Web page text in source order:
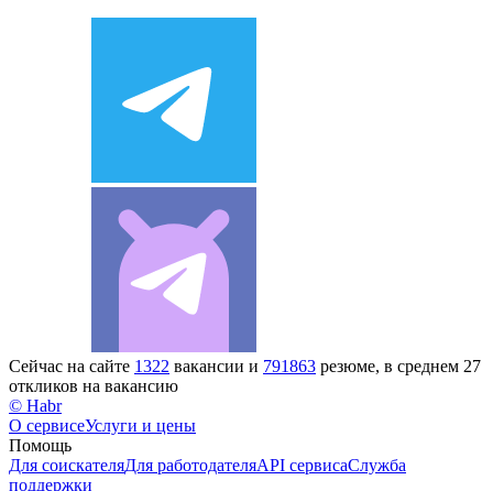
Сейчас на сайте 1322 вакансии и 791863 резюме, в среднем 27
откликов на вакансию
© Habr
О сервисеУслуги и цены
Помощь
Для соискателяДля работодателяAPI сервисаСлужба
поддержки